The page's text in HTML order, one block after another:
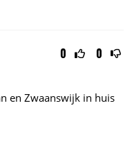
0 0
en Zwaanswijk in huis